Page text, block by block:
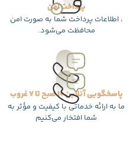
پرداخت امن
، اطلاعات پرداخت شما به صورت امن
محافظت می‌شود.
پاسخگویی آنلاین 10 صبح تا 7 غروب
ما به ارائه خدماتی با کیفیت و مؤثر به
شما افتخار می‌کنیم